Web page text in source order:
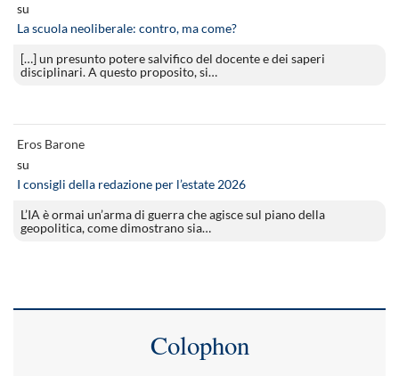
su
La scuola neoliberale: contro, ma come?
[…] un presunto potere salvifico del docente e dei saperi
disciplinari. A questo proposito, si…
Eros Barone
su
I consigli della redazione per l’estate 2026
L’IA è ormai un’arma di guerra che agisce sul piano della
geopolitica, come dimostrano sia…
Colophon